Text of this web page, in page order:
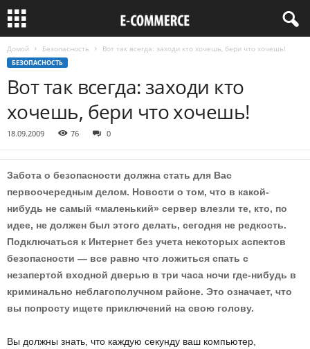
Домой Безопасность Вот так всегда: заходи кто хочешь, бери что хочешь!
БЕЗОПАСНОСТЬ
Вот так всегда: заходи кто
хочешь, бери что хочешь!
18.09.2009 76 0
Забота о безопасности должна стать для Вас
первоочередным делом. Новости о том, что в какой-
нибудь не самый «маленький» сервер влезли те, кто, по
идее, не должен был этого делать, сегодня не редкость.
Подключаться к Интернет без учета некоторых аспектов
безопасности — все равно что ложиться спать с
незапертой входной дверью в три часа ночи где-нибудь в
криминально неблагополучном районе. Это означает, что
вы попросту ищете приключений на свою голову.
Вы должны знать, что каждую секунду ваш компьютер,